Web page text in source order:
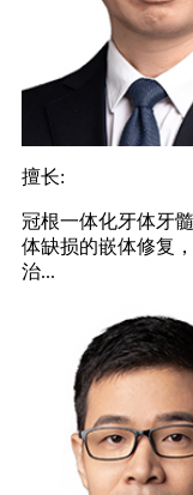
擅长:
冠根一体化牙体牙
体缺损的嵌体修复
治...